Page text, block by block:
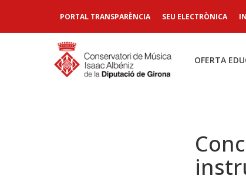
PORTAL TRANSPARÈNCIA SEU ELECTRÒNICA
OFERTA